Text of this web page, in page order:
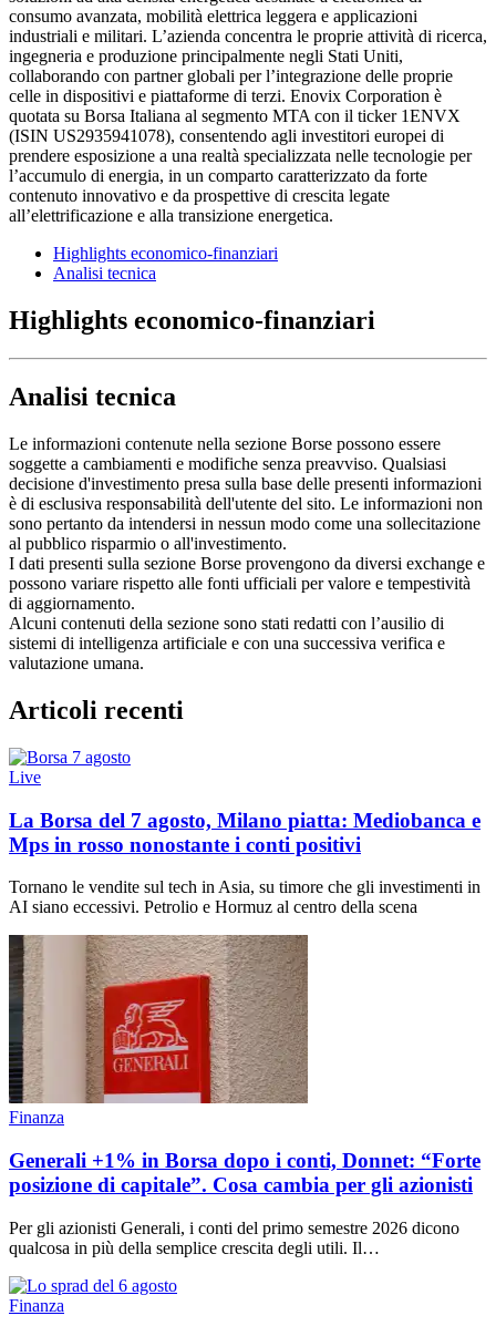
consumo avanzata, mobilità elettrica leggera e applicazioni
industriali e militari. L’azienda concentra le proprie attività di ricerca,
ingegneria e produzione principalmente negli Stati Uniti,
collaborando con partner globali per l’integrazione delle proprie
celle in dispositivi e piattaforme di terzi. Enovix Corporation è
quotata su Borsa Italiana al segmento MTA con il ticker 1ENVX
(ISIN US2935941078), consentendo agli investitori europei di
prendere esposizione a una realtà specializzata nelle tecnologie per
l’accumulo di energia, in un comparto caratterizzato da forte
contenuto innovativo e da prospettive di crescita legate
all’elettrificazione e alla transizione energetica.
Highlights economico-finanziari
Analisi tecnica
Highlights economico-finanziari
Analisi tecnica
Le informazioni contenute nella sezione Borse possono essere
soggette a cambiamenti e modifiche senza preavviso. Qualsiasi
decisione d'investimento presa sulla base delle presenti informazioni
è di esclusiva responsabilità dell'utente del sito. Le informazioni non
sono pertanto da intendersi in nessun modo come una sollecitazione
al pubblico risparmio o all'investimento.
I dati presenti sulla sezione Borse provengono da diversi exchange e
possono variare rispetto alle fonti ufficiali per valore e tempestività
di aggiornamento.
Alcuni contenuti della sezione sono stati redatti con l’ausilio di
sistemi di intelligenza artificiale e con una successiva verifica e
valutazione umana.
Articoli recenti
Live
La Borsa del 7 agosto, Milano piatta: Mediobanca e
Mps in rosso nonostante i conti positivi
Tornano le vendite sul tech in Asia, su timore che gli investimenti in
AI siano eccessivi. Petrolio e Hormuz al centro della scena
Finanza
Generali +1% in Borsa dopo i conti, Donnet: “Forte
posizione di capitale”. Cosa cambia per gli azionisti
Per gli azionisti Generali, i conti del primo semestre 2026 dicono
qualcosa in più della semplice crescita degli utili. Il…
Finanza